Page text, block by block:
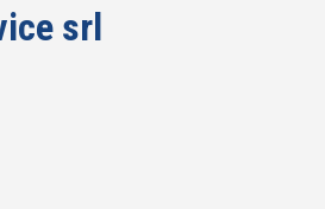
srl